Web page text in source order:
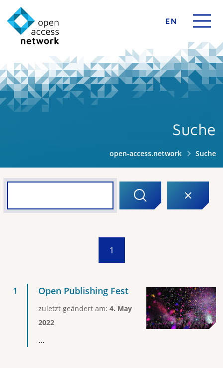
EN
Suche
open-access.network Suche
1
Open Publishing Fest
zuletzt geändert am: 4. May
2022
...